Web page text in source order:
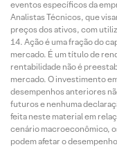
eventos específicos da
Analistas Técnicos, que
preços dos ativos, com
Ação é uma fração do
mercado. É um título de
rentabilidade não é
mercado. O investimento
desempenhos anteriores
futuros e nenhuma
feita neste material em
cenário macroeconômico,
podem afetar o